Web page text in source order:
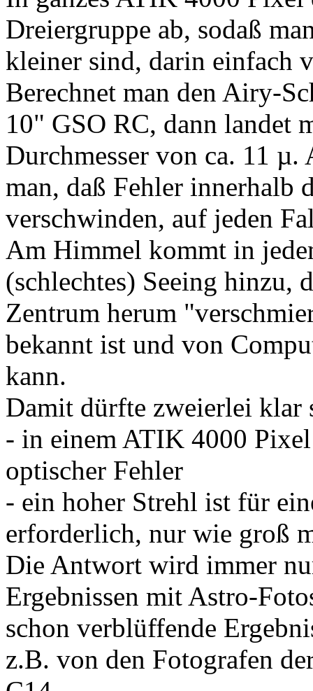
Dreiergruppe ab, sodaß
kleiner sind, darin einfach
Berechnet man den Airy-
10" GSO RC, dann landet
Durchmesser von ca. 11
man, daß Fehler innerhalb
verschwinden, auf jeden
Am Himmel kommt in
(schlechtes) Seeing hinzu,
Zentrum herum
bekannt ist und von
kann.
Damit dürfte zweierlei klar
- in einem ATIK 4000
optischer Fehler
- ein hoher Strehl ist für
erforderlich, nur wie groß
Die Antwort wird immer
Ergebnissen mit Astro-
schon verblüffende
z.B. von den Fotografen